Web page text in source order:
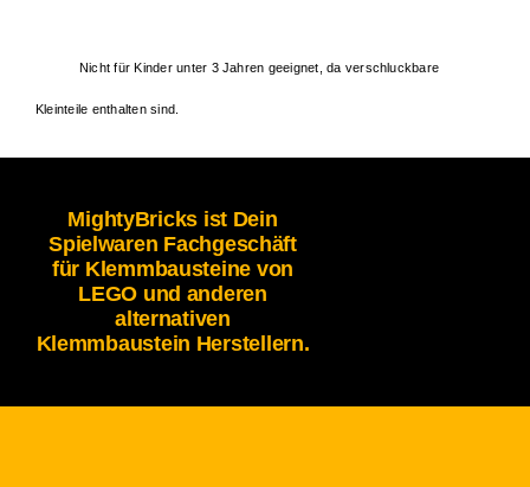
Nicht für Kinder unter 3 Jahren geeignet, da verschluckbare
Kleinteile enthalten sind.
MightyBricks ist Dein
Spielwaren Fachgeschäft
für Klemmbausteine von
LEGO und anderen
alternativen
Klemmbaustein Herstellern.